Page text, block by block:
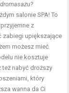
salonie SPA! To
z
zabiegi upiększające
możesz mieć
nie kosztuje
też nabyć droższy
który
wanna da Ci